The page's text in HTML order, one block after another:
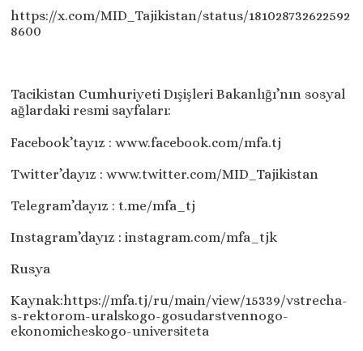
https://x.com/MID_Tajikistan/status/181028732622592
8600
Tacikistan Cumhuriyeti Dışişleri Bakanlığı’nın sosyal
ağlardaki resmi sayfaları:
Facebook’tayız : www.facebook.com/mfa.tj​
Twitter’dayız : www.twitter.com/MID_Tajikistan​
Telegram’dayız : t.me/mfa_tj​
Instagram’dayız : instagram.com/mfa_tjk​
Rusya
Kaynak:https://mfa.tj/ru/main/view/15339/vstrecha-
s-rektorom-uralskogo-gosudarstvennogo-
ekonomicheskogo-universiteta